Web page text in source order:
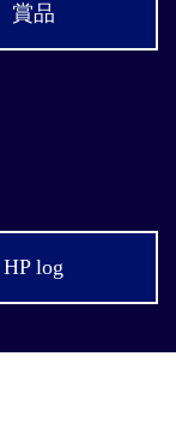
賞品
HP log